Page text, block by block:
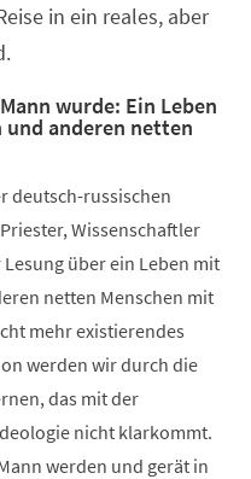
in ein reales, aber
wurde: Ein Leben
anderen netten
deutsch-russischen
Wissenschaftler
über ein Leben mit
netten Menschen mit
mehr existierendes
werden wir durch die
das mit der
nicht klarkommt.
werden und gerät in